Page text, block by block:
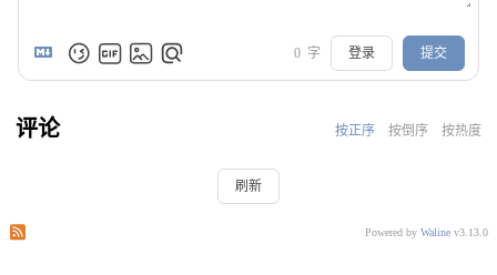
0 字 登录 提交
评论 按正序 按倒序 按热度
刷新
Powered by Waline v3.13.0